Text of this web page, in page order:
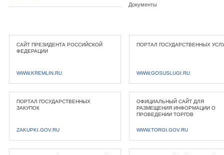
Документы
САЙТ ПРЕЗИДЕНТА РОССИЙСКОЙ
ФЕДЕРАЦИИ
WWW.KREMLIN.RU
ПОРТАЛ ГОСУДАРСТВЕННЫХ
WWW.GOSUSLUGI.RU
ПОРТАЛ ГОСУДАРСТВЕННЫХ
ЗАКУПОК
ZAKUPKI.GOV.RU
ОФИЦИАЛЬНЫЙ САЙТ ДЛЯ
РАЗМЕЩЕНИЯ ИНФОРМАЦИИ О
ПРОВЕДЕНИИ ТОРГОВ
WWW.TORGI.GOV.RU